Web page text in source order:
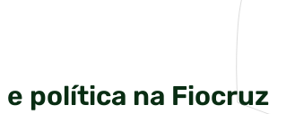
política na Fiocruz